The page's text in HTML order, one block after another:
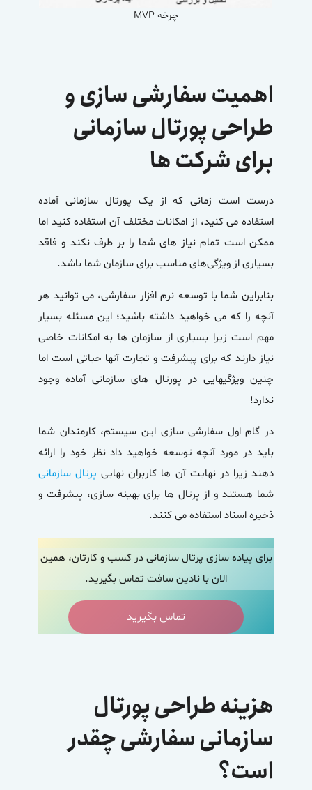
چرخه MVP
اهمیت سفارشی سازی و
طراحی پورتال سازمانی
برای شرکت ها
درست است زمانی که از یک پورتال سازمانی آماده
استفاده می کنید، از امکانات مختلف آن استفاده کنید اما
ممکن است تمام نیاز های شما را بر طرف نکند و فاقد
بسیاری از ویژگی‌های مناسب برای سازمان شما باشد.
بنابراین شما با توسعه نرم افزار سفارشی، می توانید هر
آنچه را که می خواهید داشته باشید؛ این مسئله بسیار
مهم است زیرا بسیاری از سازمان ها به امکانات خاصی
نیاز دارند که برای پیشرفت و تجارت آنها حیاتی است اما
چنین ویژگیهایی در پورتال های سازمانی آماده وجود
ندارد!
در گام اول سفارشی سازی این سیستم، کارمندان شما
باید در مورد آنچه توسعه خواهید داد نظر خود را ارائه
دهند زیرا در نهایت آن ها کاربران نهاییپرتال سازمانی
شما هستند و از پرتال ها برای بهینه سازی، پیشرفت و
ذخیره اسناد استفاده می کنند.
برای پیاده سازی پرتال سازمانی در کسب و کارتان، همین
الان با نادین سافت تماس بگیرید.
تماس بگیرید
هزینه طراحی پورتال
سازمانی سفارشی چقدر
است؟